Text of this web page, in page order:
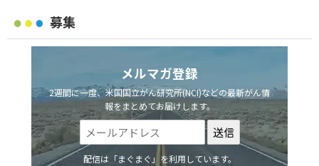
募集
メルマガ登録
2週間に一度、米国国立がん研究所(NCI)などの最新がん情
報をまとめてお届けします。
配信は「まぐまぐ」を利用しています。